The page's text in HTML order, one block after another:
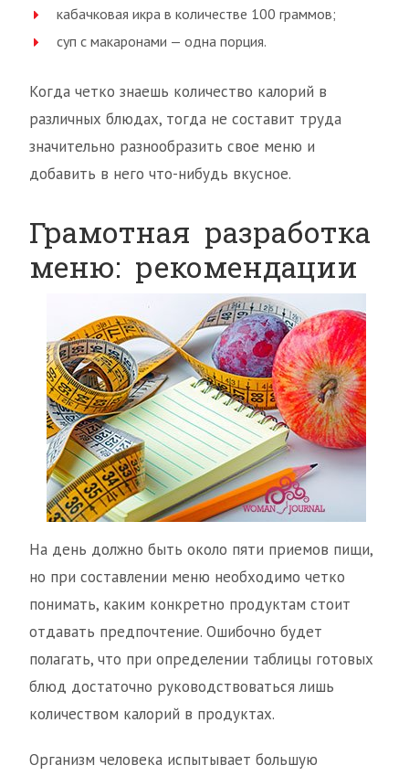
кабачковая икра в количестве 100 граммов;
суп с макаронами — одна порция.
Когда четко знаешь количество калорий в
различных блюдах, тогда не составит труда
значительно разнообразить свое меню и
добавить в него что-нибудь вкусное.
Грамотная разработка
меню: рекомендации
На день должно быть около пяти приемов пищи,
но при составлении меню необходимо четко
понимать, каким конкретно продуктам стоит
отдавать предпочтение. Ошибочно будет
полагать, что при определении таблицы готовых
блюд достаточно руководствоваться лишь
количеством калорий в продуктах.
Организм человека испытывает большую